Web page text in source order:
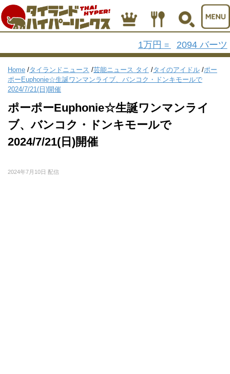
1万円 = 2094 バーツ
Home /タイランドニュース /芸能ニュース タイ /タイのアイドル /ポー
ポーEuphonie☆生誕ワンマンライブ、バンコク・ドンキモールで
2024/7/21(日)開催
ポーポーEuphonie☆生誕ワンマンライ
ブ、バンコク・ドンキモールで
2024/7/21(日)開催
2024年7月10日 配信